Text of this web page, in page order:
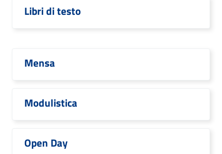
Libri di testo
Mensa
Modulistica
Open Day